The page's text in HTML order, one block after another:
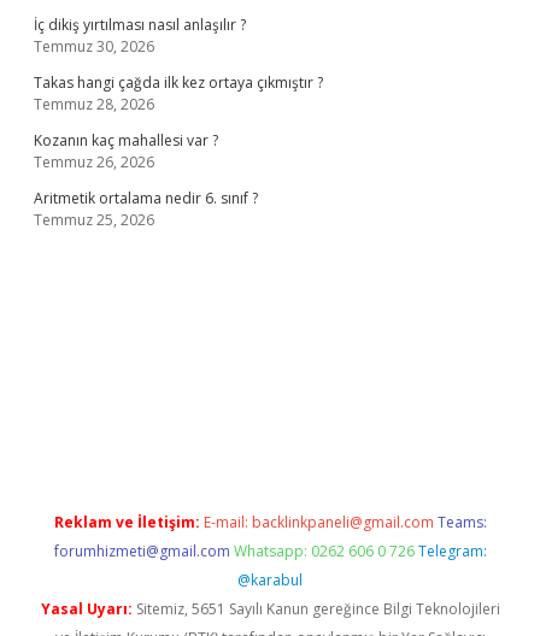
İç dikiş yırtılması nasıl anlaşılır ?
Temmuz 30, 2026
Takas hangi çağda ilk kez ortaya çıkmıştır ?
Temmuz 28, 2026
Kozanın kaç mahallesi var ?
Temmuz 26, 2026
Aritmetik ortalama nedir 6. sınıf ?
Temmuz 25, 2026
Reklam ve İletişim: E-mail: backlinkpaneli@gmail.com Teams:
forumhizmeti@gmail.com Whatsapp: 0262 606 0 726 Telegram:
@karabul
Yasal Uyarı: Sitemiz, 5651 Sayılı Kanun gereğince Bilgi Teknolojileri